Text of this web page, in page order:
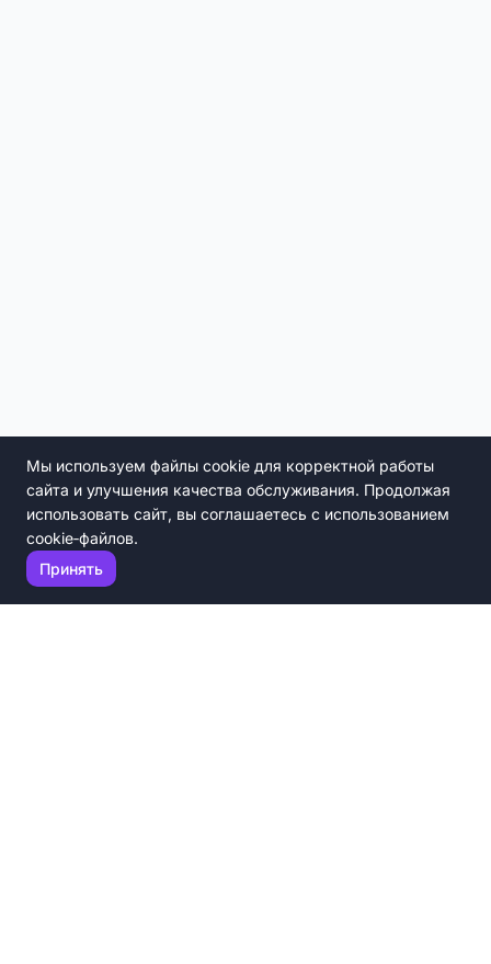
Мы используем файлы cookie для корректной работы
сайта и улучшения качества обслуживания. Продолжая
использовать сайт, вы соглашаетесь с использованием
cookie‑файлов.
Принять